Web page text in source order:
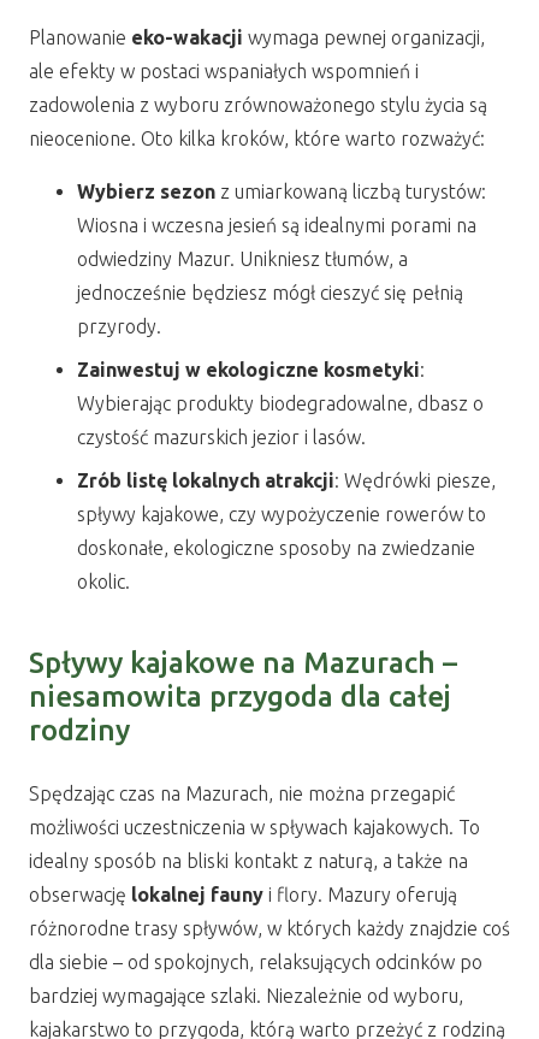
Planowanie eko-wakacji wymaga pewnej organizacji,
ale efekty w postaci wspaniałych wspomnień i
zadowolenia z wyboru zrównoważonego stylu życia są
nieocenione. Oto kilka kroków, które warto rozważyć:
Wybierz sezon z umiarkowaną liczbą turystów:
Wiosna i wczesna jesień są idealnymi porami na
odwiedziny Mazur. Unikniesz tłumów, a
jednocześnie będziesz mógł cieszyć się pełnią
przyrody.
Zainwestuj w ekologiczne kosmetyki:
Wybierając produkty biodegradowalne, dbasz o
czystość mazurskich jezior i lasów.
Zrób listę lokalnych atrakcji: Wędrówki piesze,
spływy kajakowe, czy wypożyczenie rowerów to
doskonałe, ekologiczne sposoby na zwiedzanie
okolic.
Spływy kajakowe na Mazurach –
niesamowita przygoda dla całej
rodziny
Spędzając czas na Mazurach, nie można przegapić
możliwości uczestniczenia w spływach kajakowych. To
idealny sposób na bliski kontakt z naturą, a także na
obserwację lokalnej fauny i flory. Mazury oferują
różnorodne trasy spływów, w których każdy znajdzie coś
dla siebie – od spokojnych, relaksujących odcinków po
bardziej wymagające szlaki. Niezależnie od wyboru,
kajakarstwo to przygoda, którą warto przeżyć z rodziną